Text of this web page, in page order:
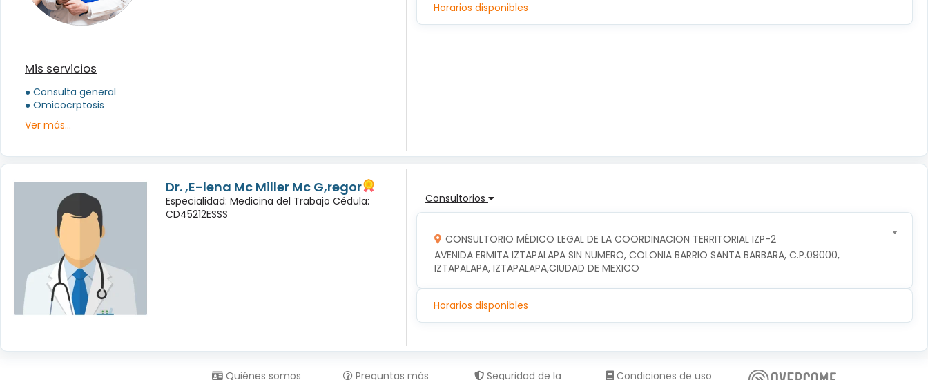
Mis servicios
● Consulta general
● Omicocrptosis
Ver más...
Horarios disponibles
Dr. ,E-lena Mc Miller Mc G,regor
Especialidad: Medicina del Trabajo Cédula:
CD45212ESSS
Consultorios
CONSULTORIO MÉDICO LEGAL DE LA COORDINACION TERRITORIAL IZP-2
AVENIDA ERMITA IZTAPALAPA SIN NUMERO, COLONIA BARRIO SANTA BARBARA, C.P.09000,
IZTAPALAPA, IZTAPALAPA,CIUDAD DE MEXICO
Horarios disponibles
Quiénes somos Preguntas más Seguridad de la Condiciones de uso